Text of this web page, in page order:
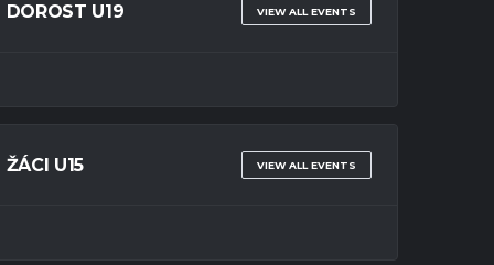
DOROST U19 VIEW ALL EVENTS
ŽÁCI U15 VIEW ALL EVENTS